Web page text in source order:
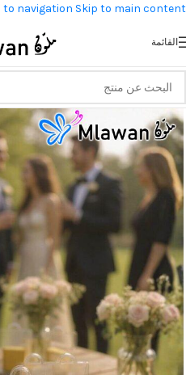
to navigation Skip to main content
القائمة